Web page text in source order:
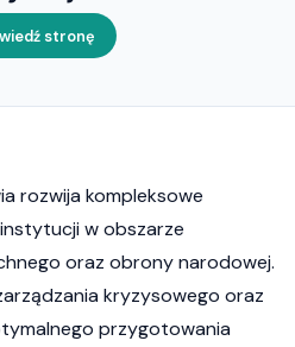
stronę
rozwija kompleksowe
w obszarze
oraz obrony narodowej.
kryzysowego oraz
przygotowania